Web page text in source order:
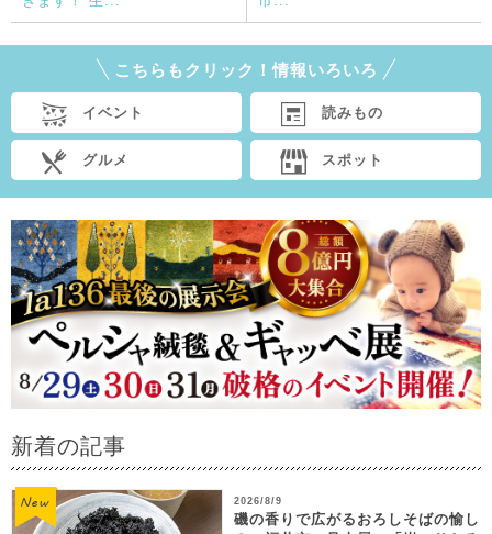
こちらもクリック！情報いろいろ
イベント 読みもの
グルメ スポット
新着の記事
2026/8/9
磯の香りで広がるおろしそばの愉し